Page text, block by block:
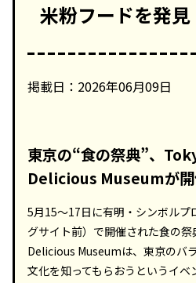
米粉フードを発見
掲載日：2026年06月09日
東京の“食の祭典”、
Delicious Museumが
5月15～17日に有明・シンボルプ
グサイト前）で開催された食の
Delicious Museumは、東京のバ
文化を知ってもらおうというイベ